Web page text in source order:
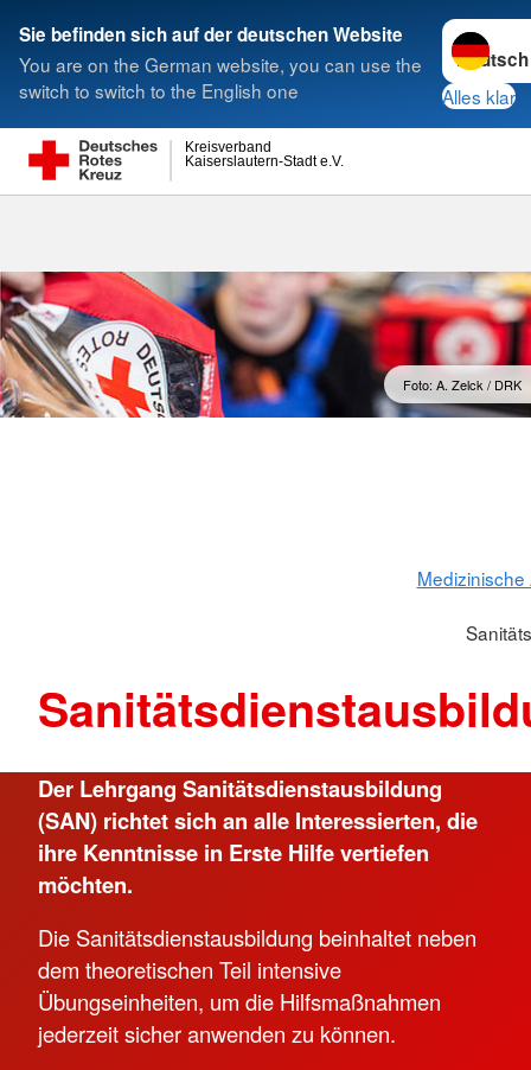
Sie befinden sich auf der deutschen Website
You are on the German website, you can use the
switch to switch to the English one
Sprache
Alles klar
Kaiserslautern-Stadt e.V.
Kreisverband
Suche
Foto: A. Zelck / DRK
Der Lehrgang Sanitätsdienstausbildung
(SAN) richtet sich an alle Interessierten, die
ihre Kenntnisse in Erste Hilfe vertiefen
möchten.
Die Sanitätsdienstausbildung beinhaltet neben
dem theoretischen Teil intensive
Übungseinheiten, um die Hilfsmaßnahmen
jederzeit sicher anwenden zu können.